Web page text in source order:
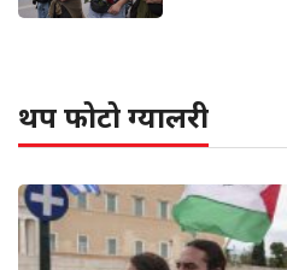
थप फोटो ग्यालरी